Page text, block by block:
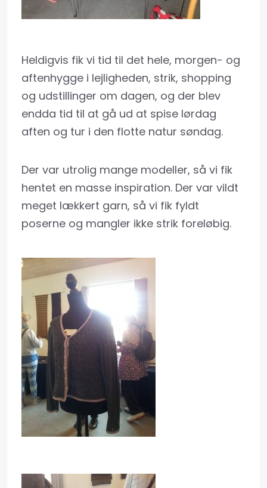
Heldigvis fik vi tid til det hele, morgen- og
aftenhygge i lejligheden, strik, shopping
og udstillinger om dagen, og der blev
endda tid til at gå ud at spise lørdag
aften og tur i den flotte natur søndag.
Der var utrolig mange modeller, så vi fik
hentet en masse inspiration. Der var vildt
meget lækkert garn, så vi fik fyldt
poserne og mangler ikke strik foreløbig.